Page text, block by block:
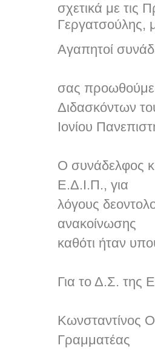
σχετικά με τις
Γεργατσούλης,
Αγαπητοί
σας
Διδασκόντων
Ιονίου
Ο συνάδελφος
Ε.Δ.Ι.Π., για
λόγους
ανακοίνωσης
καθότι ήταν
Για το Δ.Σ. της
Κωνσταντίνος
Γραμματέας